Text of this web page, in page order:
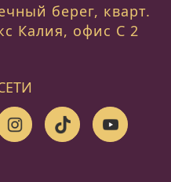
берег, кварт.
Калия, офис C 2